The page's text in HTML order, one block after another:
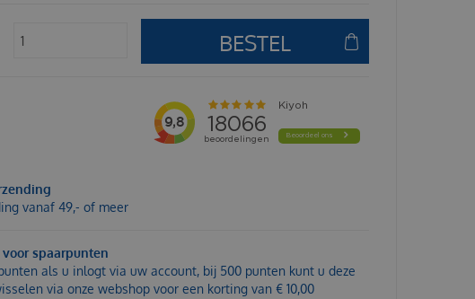
vanaf 49,- of meer
spaarpunten
als u inlogt via uw account, bij 500 punten kunt u deze
via onze webshop voor een korting van € 10,00